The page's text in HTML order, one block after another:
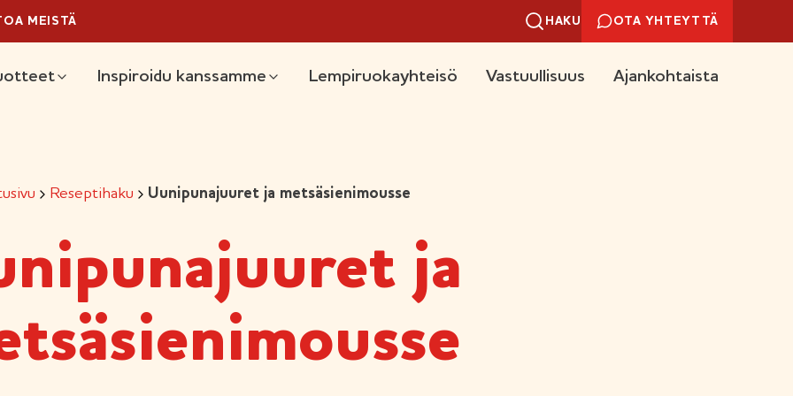
MEISTÄ HAKU OTA YHTEYTTÄ
Inspiroidu kanssamme Lempiruokayhteisö Vastuullisuus Ajankohtaista
Reseptihaku Uunipunajuuret ja metsäsienimousse
ja